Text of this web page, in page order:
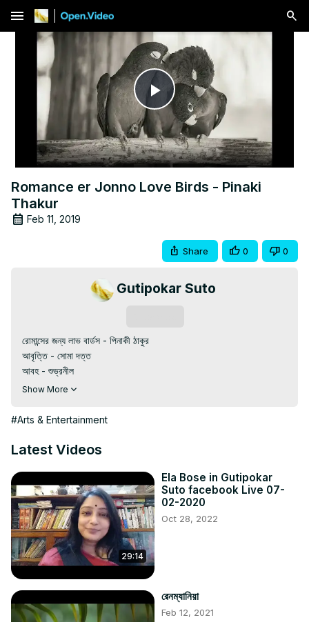
menu
Play
Video
Romance er Jonno Love Birds - Pinaki
Thakur
Feb 11, 2019
Share 0 0
Gutipokar Suto
রোমান্সের জন্য লাভ বার্ডস - পিনাকী ঠাকুর
আবৃত্তি - সোমা দত্ত
আবহ - শুভ্রনীল
This channel is for uploading bengali recitations and
Show More
#Arts & Entertainment
Latest Videos
29:14
Ela Bose in Gutipokar
Suto facebook Live 07-
02-2020
Oct 28, 2022
রেনম্যানিয়া
Feb 12, 2021